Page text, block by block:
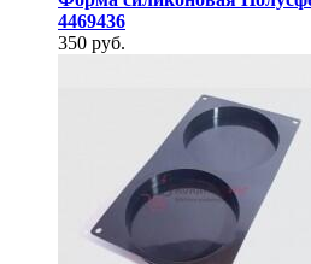
4469436
350 руб.